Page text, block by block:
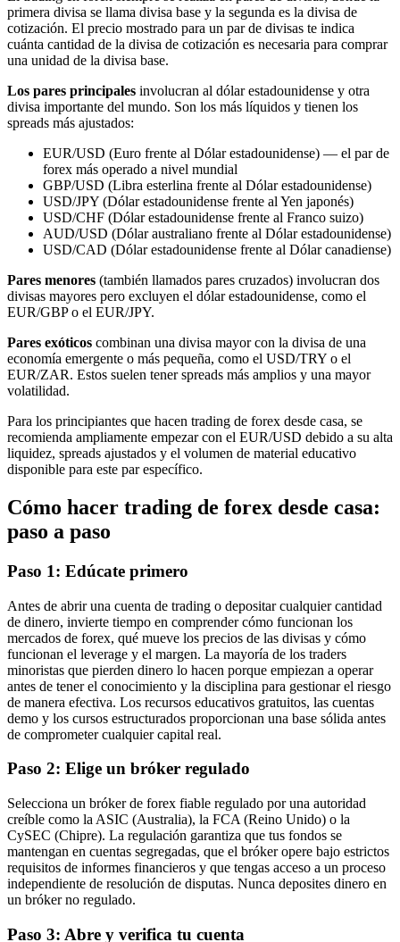
primera divisa se llama divisa base y la segunda es la divisa de
cotización. El precio mostrado para un par de divisas te indica
cuánta cantidad de la divisa de cotización es necesaria para comprar
una unidad de la divisa base.
Los pares principales involucran al dólar estadounidense y otra
divisa importante del mundo. Son los más líquidos y tienen los
spreads más ajustados:
EUR/USD (Euro frente al Dólar estadounidense) — el par de
forex más operado a nivel mundial
GBP/USD (Libra esterlina frente al Dólar estadounidense)
USD/JPY (Dólar estadounidense frente al Yen japonés)
USD/CHF (Dólar estadounidense frente al Franco suizo)
AUD/USD (Dólar australiano frente al Dólar estadounidense)
USD/CAD (Dólar estadounidense frente al Dólar canadiense)
Pares menores (también llamados pares cruzados) involucran dos
divisas mayores pero excluyen el dólar estadounidense, como el
EUR/GBP o el EUR/JPY.
Pares exóticos combinan una divisa mayor con la divisa de una
economía emergente o más pequeña, como el USD/TRY o el
EUR/ZAR. Estos suelen tener spreads más amplios y una mayor
volatilidad.
Para los principiantes que hacen trading de forex desde casa, se
recomienda ampliamente empezar con el EUR/USD debido a su alta
liquidez, spreads ajustados y el volumen de material educativo
disponible para este par específico.
Cómo hacer trading de forex desde casa:
paso a paso
Paso 1: Edúcate primero
Antes de abrir una cuenta de trading o depositar cualquier cantidad
de dinero, invierte tiempo en comprender cómo funcionan los
mercados de forex, qué mueve los precios de las divisas y cómo
funcionan el leverage y el margen. La mayoría de los traders
minoristas que pierden dinero lo hacen porque empiezan a operar
antes de tener el conocimiento y la disciplina para gestionar el riesgo
de manera efectiva. Los recursos educativos gratuitos, las cuentas
demo y los cursos estructurados proporcionan una base sólida antes
de comprometer cualquier capital real.
Paso 2: Elige un bróker regulado
Selecciona un bróker de forex fiable regulado por una autoridad
creíble como la ASIC (Australia), la FCA (Reino Unido) o la
CySEC (Chipre). La regulación garantiza que tus fondos se
mantengan en cuentas segregadas, que el bróker opere bajo estrictos
requisitos de informes financieros y que tengas acceso a un proceso
independiente de resolución de disputas. Nunca deposites dinero en
un bróker no regulado.
Paso 3: Abre y verifica tu cuenta